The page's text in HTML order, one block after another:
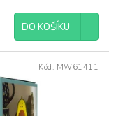
DO KOŠÍKU
Kód: MW61411